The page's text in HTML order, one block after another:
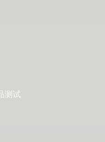
测试